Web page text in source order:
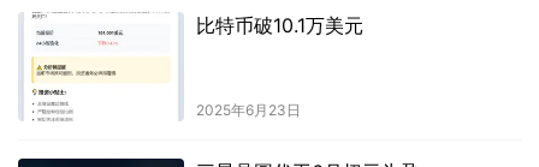
比特币破10.1万美元
2025年6月23日